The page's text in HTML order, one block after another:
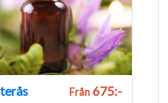
Från675:-